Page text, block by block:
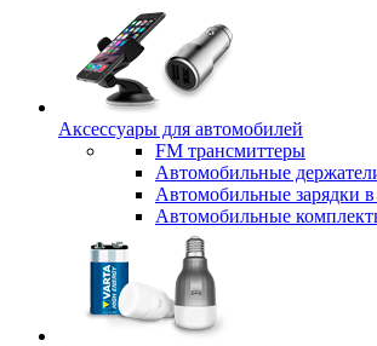
Аксессуары для автомобилей
FM трансмиттеры
Автомобильные
Автомобильные зарядки
Автомобильные